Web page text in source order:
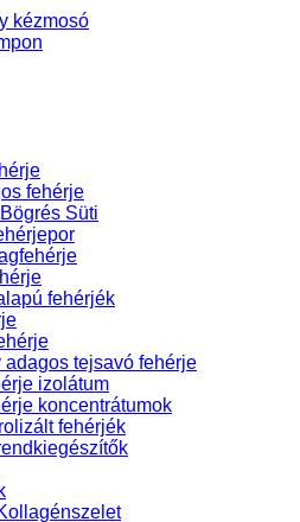
kézmosó
fehérje
Süti
fehérjék
adagos tejsavó fehérje
izolátum
koncentrátumok
fehérjék